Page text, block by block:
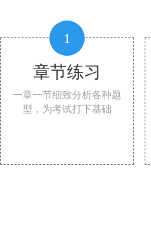
1
章节练习
一章一节细致分析各种题
型，为考试打下基础